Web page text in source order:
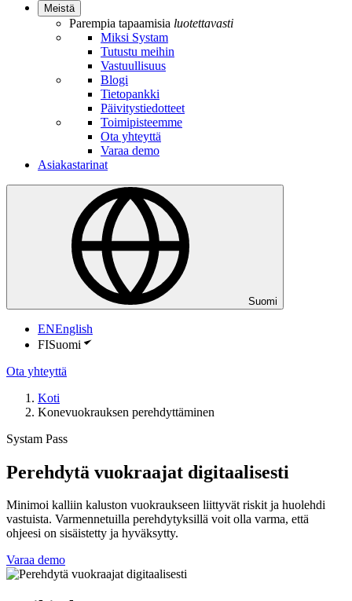
Meistä
Parempia tapaamisia luotettavasti
Miksi Systam
Tutustu meihin
Vastuullisuus
Blogi
Tietopankki
Päivitystiedotteet
Toimipisteemme
Ota yhteyttä
Varaa demo
Asiakastarinat
Suomi
ENEnglish
FISuomi
Ota yhteyttä
Koti
Konevuokrauksen perehdyttäminen
Systam Pass
Perehdytä vuokraajat digitaalisesti
Minimoi kalliin kaluston vuokraukseen liittyvät riskit ja huolehdi
vastuista. Varmennetuilla perehdytyksillä voit olla varma, että
ohjeesi on sisäistetty ja hyväksytty.
Varaa demo